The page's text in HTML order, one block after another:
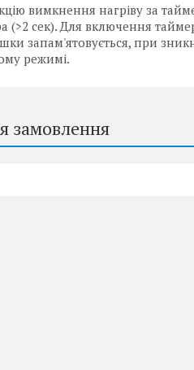
вимкнення нагріву за
(>2 сек). Для включення
запам'ятовується, при
режимі.
замовлення